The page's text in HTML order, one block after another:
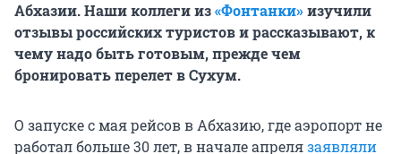
Абхазии. Наши коллеги из«Фонтанки»изучили
отзывы российских туристов и рассказывают, к
чему надо быть готовым, прежде чем
бронировать перелет в Сухум.
О запуске с мая рейсов в Абхазию, где аэропорт не
работал больше 30 лет, в начале апрелязаявляли